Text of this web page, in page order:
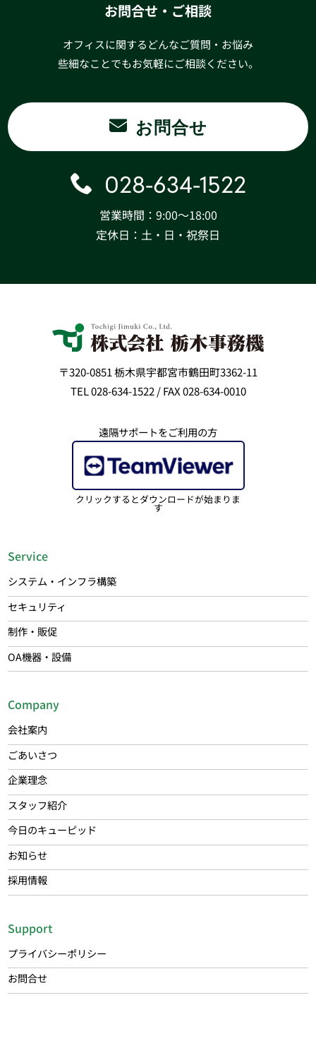
お問合せ・ご相談
オフィスに関するどんなご質問・お悩み
些細なことでもお気軽にご相談ください。
お問合せ
028-634-1522
営業時間：9:00〜18:00
定休日：土・日・祝祭日
〒320-0851 栃木県宇都宮市鶴田町3362-11
TEL 028-634-1522 / FAX 028-634-0010
遠隔サポートをご利用の方
クリックするとダウンロードが始まりま
す
Service
システム・インフラ構築
セキュリティ
制作・販促
OA機器・設備
Company
会社案内
ごあいさつ
企業理念
スタッフ紹介
今日のキューピッド
お知らせ
採用情報
Support
プライバシーポリシー
お問合せ